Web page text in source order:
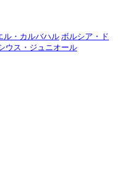
ル・カルバハル ボルシア・ド
ウス・ジュニオール